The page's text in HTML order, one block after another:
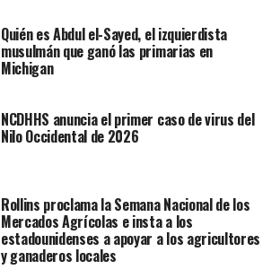
Quién es Abdul el-Sayed, el izquierdista
musulmán que ganó las primarias en
Michigan
NCDHHS anuncia el primer caso de virus del
Nilo Occidental de 2026
Rollins proclama la Semana Nacional de los
Mercados Agrícolas e insta a los
estadounidenses a apoyar a los agricultores
y ganaderos locales